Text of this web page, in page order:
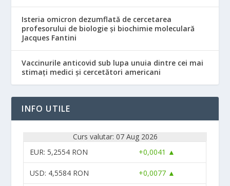
Isteria omicron dezumflată de cercetarea
profesorului de biologie și biochimie moleculară
Jacques Fantini
Vaccinurile anticovid sub lupa unuia dintre cei mai
stimați medici și cercetători americani
INFO UTILE
Curs valutar: 07 Aug 2026
EUR: 5,2554 RON +0,0041 ▲
USD: 4,5584 RON +0,0077 ▲